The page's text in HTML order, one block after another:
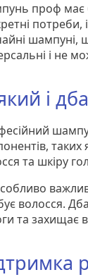
проф має
шампуні,
і не
і
та шкіру
волосся.
та захищає